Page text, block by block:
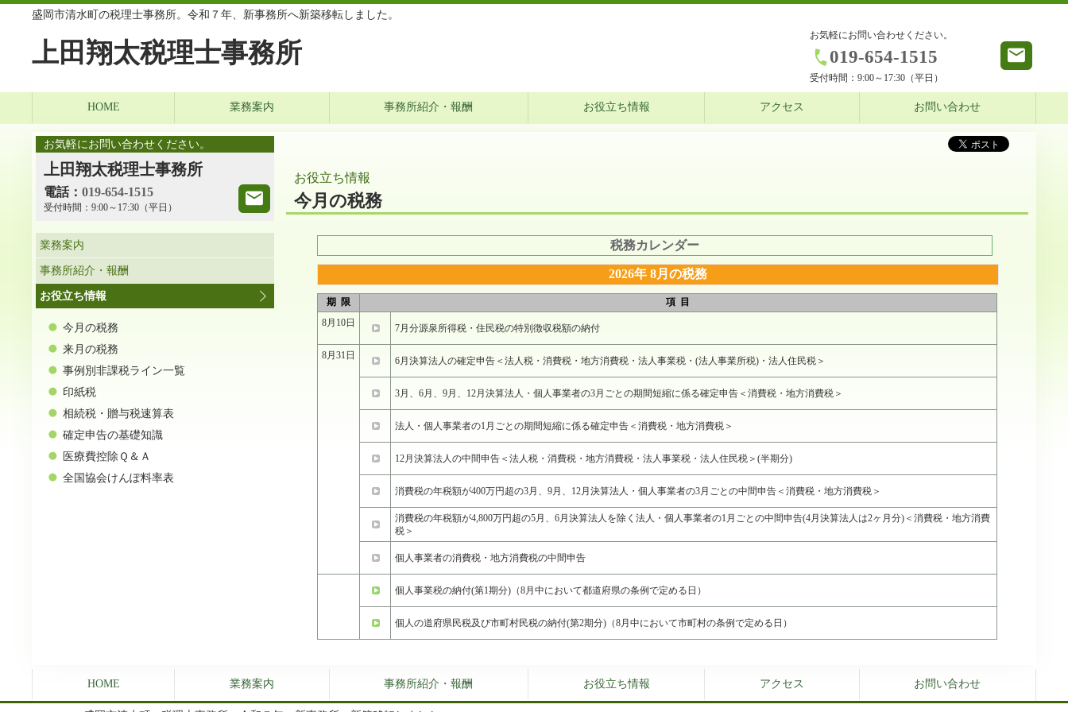
盛岡市清水町の税理士事務所。令和７年、新事務所へ新築移転しました。
上田翔太税理士事務所
お気軽にお問い合わせください。
019-654-1515
受付時間： 9:00～17:30（平日）
HOME 業務案内 事務所紹介・報酬 お役立ち情報 アクセス お問い合わせ
お役立ち情報
今月の税務
税務カレンダー
2026年 8月の税務
期 限
項 目
8月10日
7月分源泉所得税・住民税の特別徴収税額の納付
8月31日 6月決算法人の確定申告＜法人税・消費税・地方消費税・法人事業税・(法人事業所税)・法人住民税＞
3月、6月、9月、12月決算法人・個人事業者の3月ごとの期間短縮に係る確定申告＜消費税・地方消費税＞
法人・個人事業者の1月ごとの期間短縮に係る確定申告＜消費税・地方消費税＞
12月決算法人の中間申告＜法人税・消費税・地方消費税・法人事業税・法人住民税＞(半期分)
消費税の年税額が400万円超の3月、9月、12月決算法人・個人事業者の3月ごとの中間申告＜消費税・地方消費税＞
消費税の年税額が4,800万円超の5月、6月決算法人を除く法人・個人事業者の1月ごとの中間申告(4月決算法人は2ヶ月分)＜消費税・地方消費
税＞
個人事業者の消費税・地方消費税の中間申告
個人事業税の納付(第1期分)（8月中において都道府県の条例で定める日）
個人の道府県民税及び市町村民税の納付(第2期分)（8月中において市町村の条例で定める日）
お気軽にお問い合わせください。
上田翔太税理士事務所
電話： 019-654-1515
受付時間： 9:00～17:30（平日）
業務案内
事務所紹介・報酬
お役立ち情報
今月の税務
来月の税務
事例別非課税ライン一覧
印紙税
相続税・贈与税速算表
確定申告の基礎知識
医療費控除Ｑ＆Ａ
全国協会けんぽ料率表
HOME 業務案内 事務所紹介・報酬 お役立ち情報 アクセス お問い合わせ